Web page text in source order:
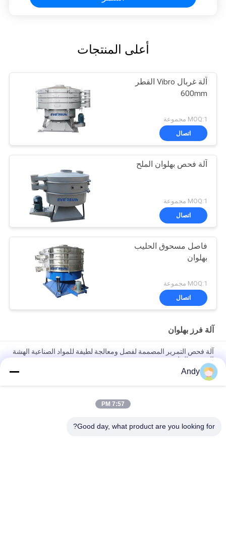
أعلى المنتجات
آلة غربال Vibro القطر
600mm
MOQ:1 مجموعة
اتصال
آلة فحص بهلوان الملح
MOQ:1 مجموعة
اتصال
فاصل مسحوق الحليب
بهلوان
MOQ:1 مجموعة
اتصال
آلة فرز بهلوان
آلة فحص التمرير المصممة لفصل ومعالجة لطيفة للمواد الصناعية الهشة
الدقيقة والملصقة
آلة غربلة دوارة مصممة لسهولة الصيانة والغربلة اللطيفة للمواد الدقيقة
واللزجة الهشة في الصناعة
آلة فحص القمامة ذات القدرة العالية تقدم تصنيف متعدد مستويات لحجم
Andy
7:57 PM
Good day, what product are you looking for?